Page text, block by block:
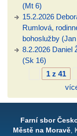
(Mt 6)
15.2.2026
Rumlová,
bohoslužby (Jan
8.2.2026 Daniel
(Sk 16)
1 z 41
Farní sbor
Městě na Moravě